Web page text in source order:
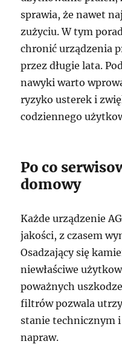
sprawia, że nawet
zużyciu. W tym
chronić urządzenia
przez długie lata.
nawyki warto
ryzyko usterek i
codziennego
Po co
domowy
Każde urządzenie
jakości, z czasem
Osadzający się
niewłaściwe
poważnych
filtrów pozwala
stanie technicznym
napraw.